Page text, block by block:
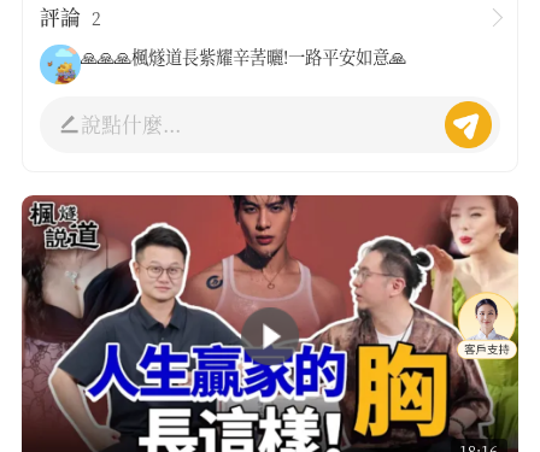
評論 2
🙏🙏🙏楓燧道長紫耀辛䒷曬!一路平安如意🙏
說點什麼...